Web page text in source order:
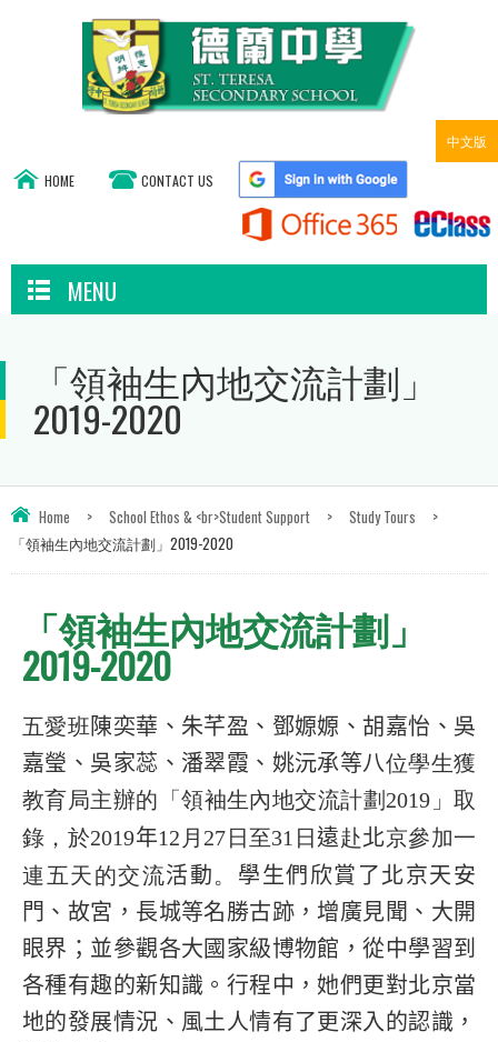
中文版
HOME CONTACT US
MENU
「領袖生內地交流計劃」
2019-2020
Home > School Ethos & <br>Student Support > Study Tours
>
「領袖生內地交流計劃」2019-2020
「領袖生內地交流計劃」
2019-2020
五愛班陳奕華、朱芊盈、鄧嫄嫄、胡嘉怡、吳
嘉瑩、吳家蕊、潘翠霞、姚沅承等八位學生獲
教育局主辦的「領袖生內地交流計劃2019 」取
錄，於2019年12 月27日至31 日遠赴北京參加一
連五天的交流活動。 學生們欣賞了北京天安
門、故宮，長城等名勝古跡，增廣見聞、大開
眼界；並參觀各大國家級博物館，從中學習到
各種有趣的新知識。行程中，她們更對北京當
地的發展情況、風土人情有了更深入的認識，